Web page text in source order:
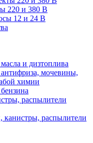
220 и 380 В
12 и 24 В
и дизтоплива
мочевины,
химии
распылители
канистры, распылители